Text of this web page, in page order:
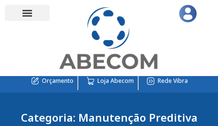
Orçamento Loja Abecom Rede Vibra
Categoria: Manutenção Preditiva